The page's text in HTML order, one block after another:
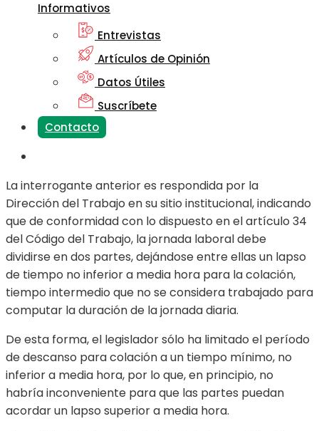
Informativos
Entrevistas
Artículos de Opinión
Datos Útiles
Suscríbete
Contacto
La interrogante anterior es respondida por la
Dirección del Trabajo en su sitio institucional, indicando
que de conformidad con lo dispuesto en el artículo 34
del Código del Trabajo, la jornada laboral debe
dividirse en dos partes, dejándose entre ellas un lapso
de tiempo no inferior a media hora para la colación,
tiempo intermedio que no se considera trabajado para
computar la duración de la jornada diaria.
De esta forma, el legislador sólo ha limitado el período
de descanso para colación a un tiempo mínimo, no
inferior a media hora, por lo que, en principio, no
habría inconveniente para que las partes puedan
acordar un lapso superior a media hora.